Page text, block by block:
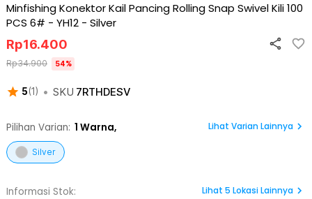
Minfishing Konektor Kail Pancing Rolling Snap Swivel Kili 100
PCS 6# - YH12 - Silver
5(1 ) • SKU 7RTHDESV
Rp16.400
Rp34.900 54%
Pilihan Varian: 1 Warna, Lihat Varian Lainnya
Silver
Informasi Stok:
Lihat 5 Lokasi Lainnya